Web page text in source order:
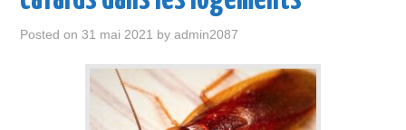
Posted on31 mai 2021 byadmin2087